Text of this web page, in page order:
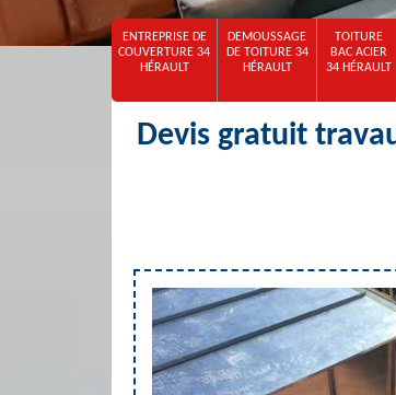
ENTREPRISE DE
COUVERTURE 34
HÉRAULT
DEMOUSSAGE
DE TOITURE 34
HÉRAULT
TOITURE
BAC ACIER
34 HÉRAULT
Devis gratuit